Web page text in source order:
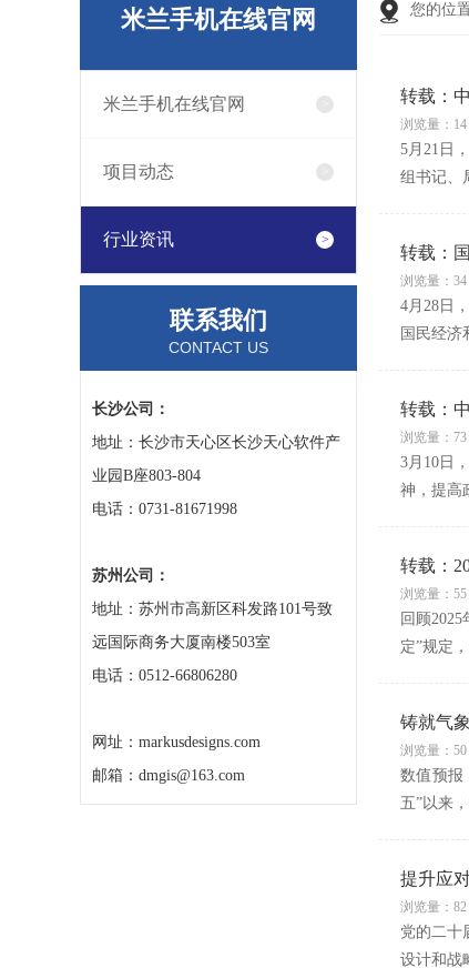
米兰手机在线官网
米兰手机在线官网
项目动态
行业资讯
联系我们
CONTACT US
长沙公司：
地址：长沙市天心区长沙天心软件产
业园B座803-804
电话：0731-81671998
苏州公司：
地址：苏州市高新区科发路101号致
远国际商务大厦南楼503室
电话：0512-66806280
网址：markusdesigns.com
邮箱：dmgis@163.com
您的位
转载：
浏览量：14
5月21日
组书记、
转载：
浏览量：34
4月28日
国民经
转载：
浏览量：73
3月10日
神，提高
转载：
浏览量：55
回顾
定”规定
铸就气
浏览量：50
数值预报
五”以来
提升应
浏览量：82
党的二十
设计和战